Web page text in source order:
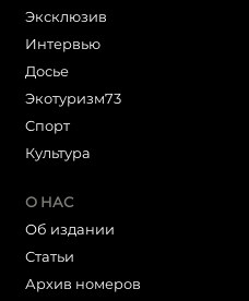
Эксклюзив
Интервью
Досье
Экотуризм73
Cпорт
Культура
О НАС
Об издании
Статьи
Архив номеров